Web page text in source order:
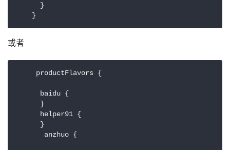
      }
或者
     productFlavors {
      baidu {
      }
      helper91 {
      }
       anzhuo {